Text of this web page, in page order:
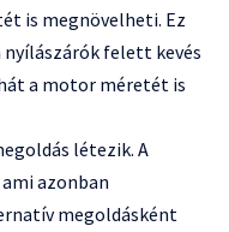
is megnövelheti. Ez
nyílászárók felett kevés
a motor méretét is
létezik. A
azonban
megoldásként